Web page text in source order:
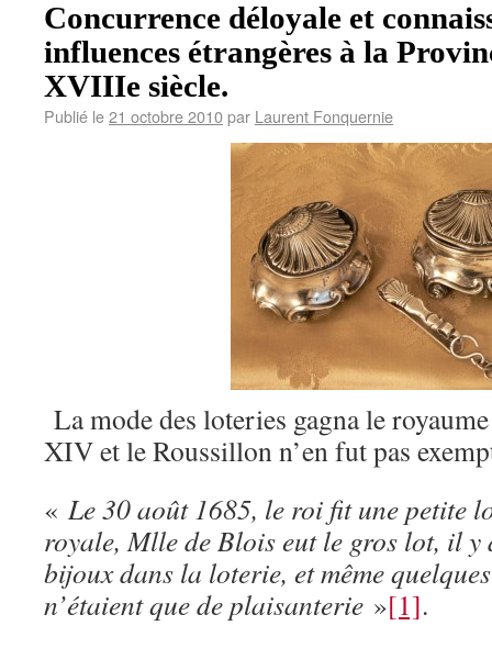
Concurrence déloyale et
influences étrangères à la
XVIIIe siècle.
Publié le21 octobre 2010par Laurent Fonquernie
La mode des loteries gagna le
XIV et le Roussillon n’en fut pas
« Le 30 août 1685, le roi fit une petite
royale, Mlle de Blois eut le gros lot, il y
bijoux dans la loterie, et même
n’étaient que de plaisanterie »[1].